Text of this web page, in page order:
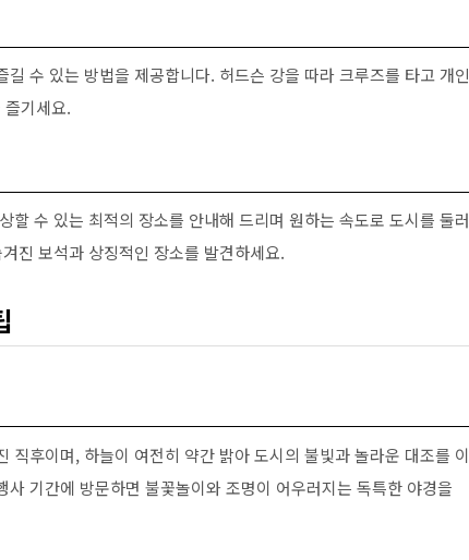
수 있는 방법을 제공합니다. 허드슨 강을 따라 크루즈를 타고 개인
기세요.
할 수 있는 최적의 장소를 안내해 드리며 원하는 속도로 도시를 둘러
진 보석과 상징적인 장소를 발견하세요.
직후이며, 하늘이 여전히 약간 밝아 도시의 불빛과 놀라운 대조를 이
기간에 방문하면 불꽃놀이와 조명이 어우러지는 독특한 야경을